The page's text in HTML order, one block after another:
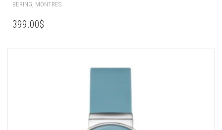
BERING MONTRES
399.00$